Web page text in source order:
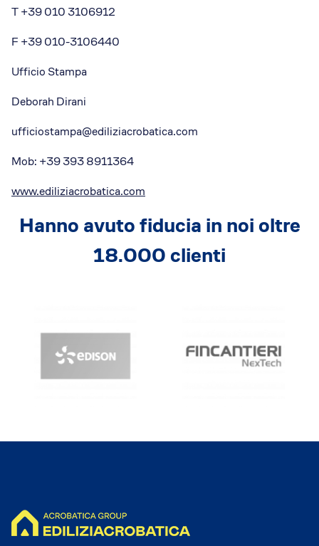
T +39 010 3106912
F +39 010-3106440
Ufficio Stampa
Deborah Dirani
ufficiostampa@ediliziacrobatica.com
Mob: +39 393 8911364
www.ediliziacrobatica.com
Hanno avuto fiducia in noi oltre
18.000 clienti